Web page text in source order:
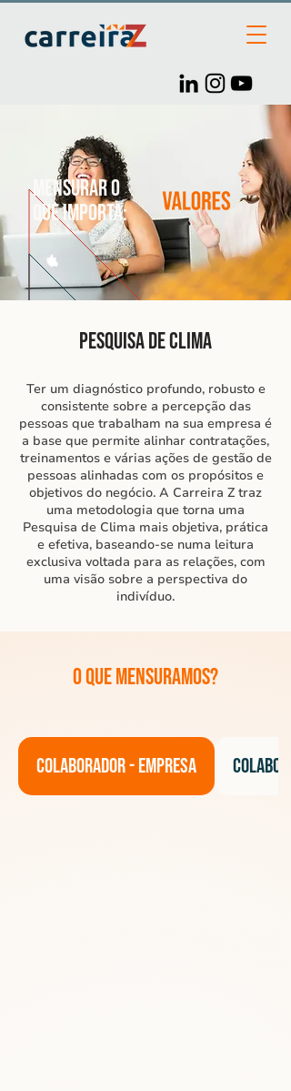
Mensurar o
que importa:
Pesquisa de Clima
Ter um diagnóstico profundo, robusto e
consistente sobre a percepção das
pessoas que trabalham na sua empresa é
a base que permite alinhar contratações,
treinamentos e várias ações de gestão de
pessoas alinhadas com os propósitos e
objetivos do negócio. A Carreira Z traz
uma metodologia que torna uma
Pesquisa de Clima mais objetiva, prática
e efetiva, baseando-se numa leitura
exclusiva voltada para as relações, com
uma visão sobre a perspectiva do
indivíduo.
O que mensuramos?
Colaborador - Empresa